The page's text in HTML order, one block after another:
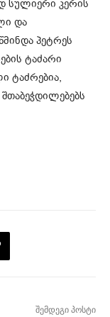
სულიერი კერის
და
პეტრეს
ტაძარი
ტაძრებია,
შემდეგი პოსტი